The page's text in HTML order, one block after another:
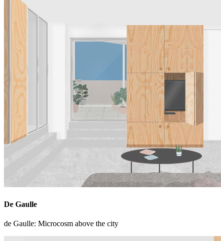
De Gaulle
de Gaulle: Microcosm above the city